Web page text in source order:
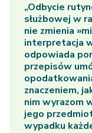
„Odbycie
służbowej w
nie zmienia
interpretacja
odpowiada
przepisów
znaczeniem,
nim wyrazom
jego
wypadku